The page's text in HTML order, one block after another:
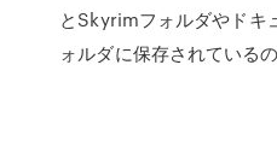
とSkyrimフォルダやドキ
ォルダに保存されている